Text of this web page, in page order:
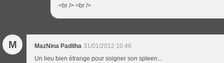
<br /> <br />
M MazNina Padilha 31/01/2012 10:46
Un lieu bien étrange pour soigner son spleen...